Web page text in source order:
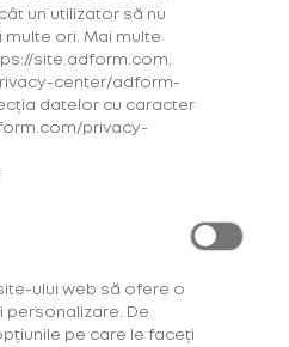
să îți confirmi
de a continua.
să confirmi*
dăunează sănătății
un utilizator să nu
ori. Mai multe
site.adform.com,
center/adform-
datelor cu caracter
privacy-
ului web să ofere o
personalizare. De
pe care le faceți